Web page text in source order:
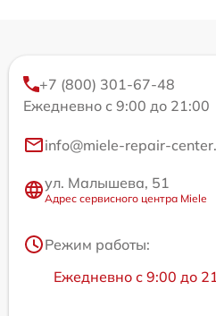
+7 (800) 301-67-48
Ежедневно с 9:00 до 21:00
info@miele-repair-
ул. Малышева, 51
Адрес сервисного центра Miele
Режим работы:
Ежедневно с 9:00 до